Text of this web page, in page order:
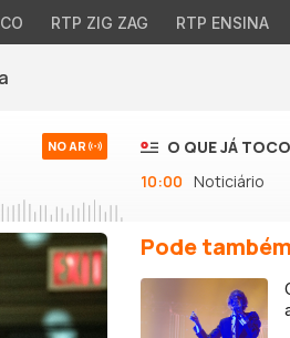
RTP ZIG ZAG RTP ENSINA
NO AR
O QUE JÁ
10:00 Noticiário
Pode